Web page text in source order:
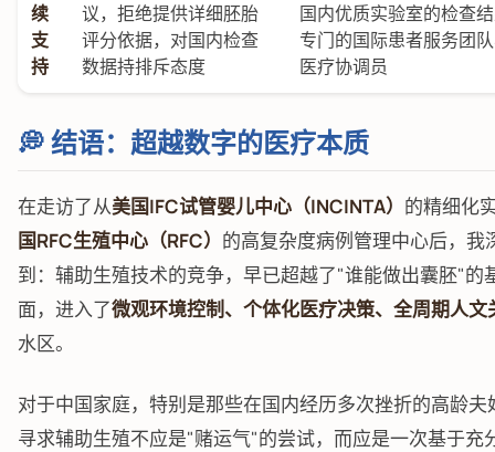
续
支
持
议，拒绝提供详细胚胎
评分依据，对国内检查
数据持排斥态度
国内优质实验室的检查
专门的国际患者服务团
医疗协调员
💭 结语：超越数字的医疗本质
在走访了从美国IFC试管婴儿中心（INCINTA） 的精细化
国RFC生殖中心（RFC） 的高复杂度病例管理中心后，我
到：辅助生殖技术的竞争，早已超越了"谁能做出囊胚"的
面，进入了微观环境控制、个体化医疗决策、全周期人文
水区。
对于中国家庭，特别是那些在国内经历多次挫折的高龄夫
寻求辅助生殖不应是"赌运气"的尝试，而应是一次基于充